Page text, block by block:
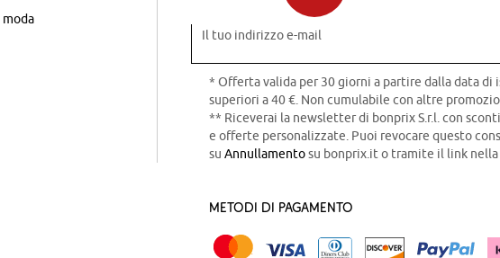
Il tuo indirizzo e-mail
* Offerta valida per 30 giorni a partire dalla data
superiori a 40 €. Non cumulabile con altre
** Riceverai la newsletter di bonprix S.r.l. con
e offerte personalizzate. Puoi revocare questo
su Annullamentosu bonprix.it o tramite il link
Metodi di pagamento